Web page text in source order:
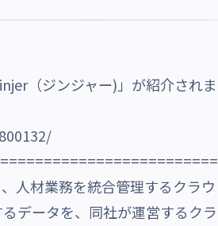
（ジンジャー)」が紹介されま
人材業務を統合管理するクラ
データを、同社が運営するク